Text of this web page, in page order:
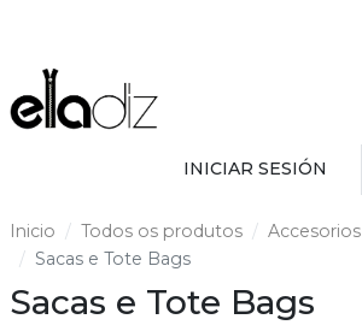
INICIAR SESIÓN
Inicio Todos os produtos
Accesorios
Sacas e Tote Bags
Sacas e Tote Bags